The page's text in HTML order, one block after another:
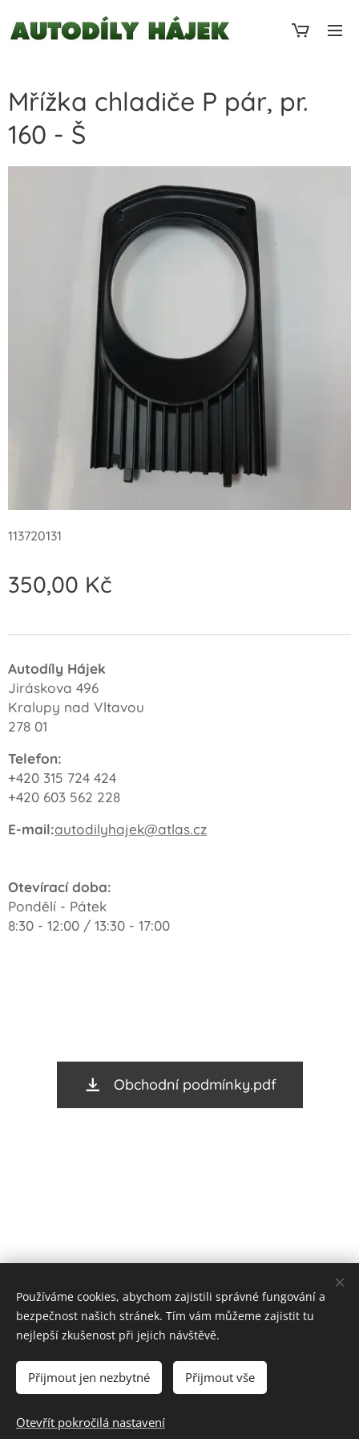
Mřížka chladiče P pár, pr.
160 - Š
113720131
350,00 Kč
Do košíku
Autodíly Hájek
Jiráskova 496
Kralupy nad Vltavou
278 01
Telefon:
+420 315 724 424
+420 603 562 228
E-mail:autodilyhajek@atlas.cz
Otevírací doba:
Pondělí - Pátek
8:30 - 12:00 / 13:30 - 17:00
Obchodní podmínky.pdf
Cookies
Používáme cookies, abychom zajistili správné fungování a
bezpečnost našich stránek. Tím vám můžeme zajistit tu
nejlepší zkušenost při jejich návštěvě.
Přijmout jen nezbytné Přijmout vše
Otevřít pokročilá nastavení